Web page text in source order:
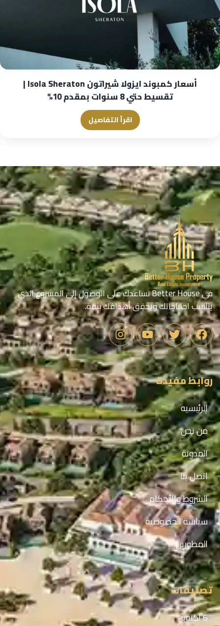
أسعار كمبوند ايزولا شيراتون Isola Sheraton |
تقسيط حتي 8 سنوات بمقدم 10%
اقرأ التفاصيل
في Better House نساعدك على الوصول إلى المشروع الذي
يناسب احتياجاتك ويحقق أهدافك بثقة.
روابط مفيدة
الرئيسيه
من نحن
المدونة
اتصل بنا
الشروط والأحكام
سياسة الخصوصية
المطورين
تصنيفات
6 اكتوبر